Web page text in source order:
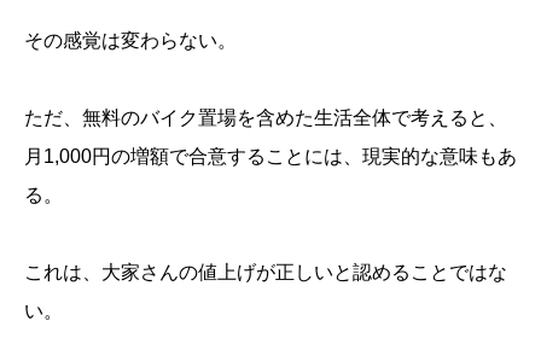
その感覚は変わらない。
ただ、無料のバイク置場を含めた生活全体で考えると、
月1,000円の増額で合意することには、現実的な意味もあ
る。
これは、大家さんの値上げが正しいと認めることではな
い。